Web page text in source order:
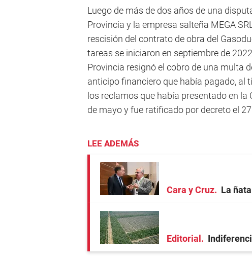
Luego de más de dos años de una
Provincia y la empresa salteña MEGA
rescisión del contrato de obra del
tareas se iniciaron en septiembre de
Provincia resignó el cobro de una multa
anticipo financiero que había pagado, al
los reclamos que había presentado en
de mayo y fue ratificado por decreto el
LEE ADEMÁS
Cara y Cruz La
Editorial